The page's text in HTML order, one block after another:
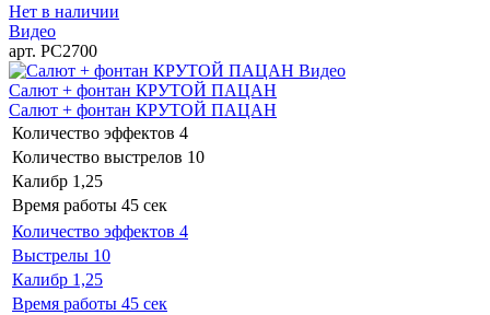
Нет в наличии
Видео
арт. РС2700
Видео
Салют + фонтан КРУТОЙ ПАЦАН
Салют + фонтан КРУТОЙ ПАЦАН
Количество эффектов 4
Количество выстрелов 10
Калибр 1,25
Время работы 45 сек
Количество эффектов 4
Выстрелы 10
Калибр 1,25
Время работы 45 сек